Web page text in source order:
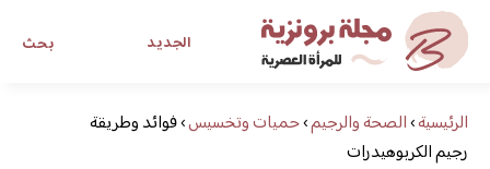
بحث الجديد
مجلة برونزية للفتاة العصريةالرئيسية›الصحة والرجيم›حميات وتخسيس›فوائد وطريقة
رجيم الكربوهيدرات